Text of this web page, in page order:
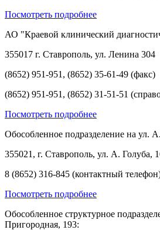
Посмотреть подробнее
АО "Краевой клинический
355017 г. Ставрополь, ул. Ленина 304
(8652) 951-951, (8652) 35-61-49 (факс)
(8652) 951-951, (8652) 31-51-51
Посмотреть подробнее
Обособленное подразделение на ул.
355021, г. Ставрополь, ул. А. Голуба,
8 (8652) 316-845 (контактный
Посмотреть подробнее
Обособленное структурное
Пригородная, 193: